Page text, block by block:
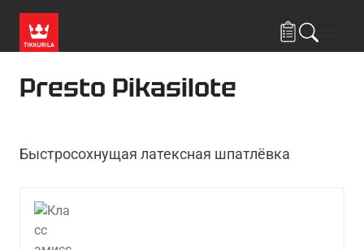
Presto Pikasilote
Быстросохнущая латексная шпатлёвка